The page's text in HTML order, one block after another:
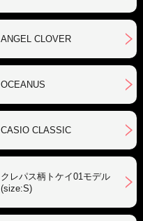
ANGEL CLOVER
OCEANUS
CASIO CLASSIC
クレパス柄トケイ01モデル
(size:S)